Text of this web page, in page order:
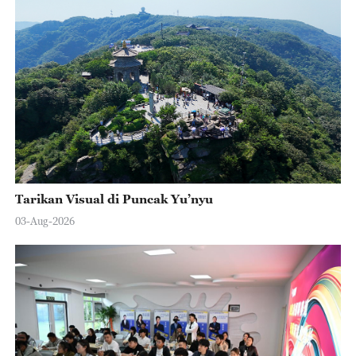
Tarikan Visual di Puncak Yu’nyu
03-Aug-2026